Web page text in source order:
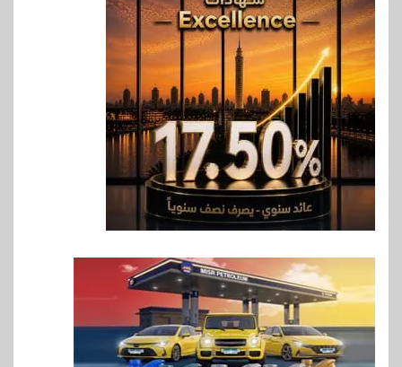
6
بنوك
بنك QNB مصر يعزز جاهزية
المشروعات الصغيرة والمتوسطة
للنمو والتوسع
7 اخبار
فيكسد مصر و”حلول” تتشاركان
في تطوير أول منصة للسياحة
الصحية في مصر والشرق الأوسط
وأفريقيا Tour4Cure
8
سوق وصلة
هواوي: هاتف nova 15
Max بطارية ضخمة وتصميم متين
جهازًا مثاليًا للشباب